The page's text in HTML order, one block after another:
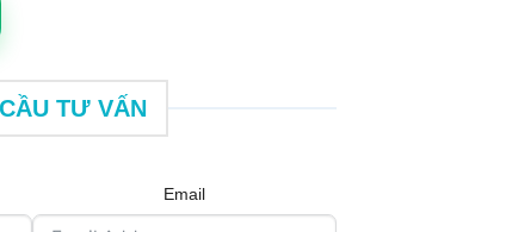
TƯ VẤN
Email